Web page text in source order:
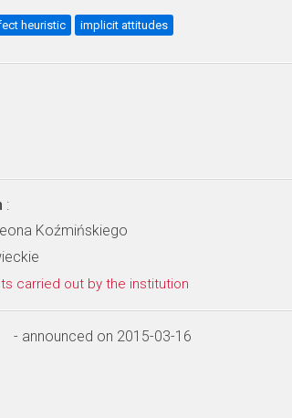
heuristic implicit attitudes
:
Koźmińskiego
carried out by the institution
- announced on 2015-03-16